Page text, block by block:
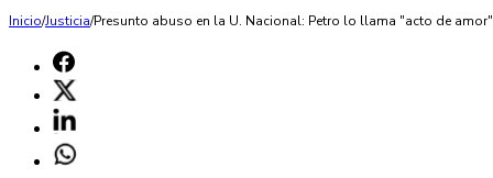
Inicio/Justicia/Presunto abuso en la U. Nacional: Petro lo llama "acto de